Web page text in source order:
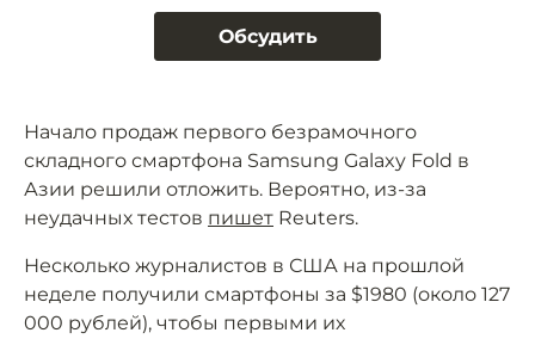
Обсудить
Начало продаж первого безрамочного
складного смартфона Samsung Galaxy Fold в
Азии решили отложить. Вероятно, из-за
неудачных тестов пишет Reuters.
Несколько журналистов в США на прошлой
неделе получили смартфоны за $1980 (около 127
000 рублей), чтобы первыми их